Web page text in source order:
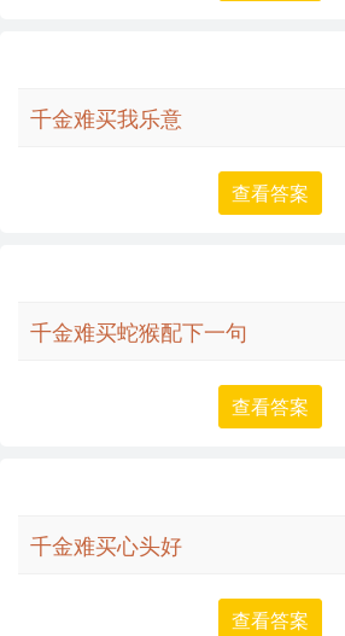
千金难买我乐意
查看答案
千金难买蛇猴配下一句
查看答案
千金难买心头好
查看答案